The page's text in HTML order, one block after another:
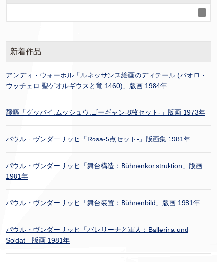
新着作品
アンディ・ウォーホル「ルネッサンス絵画のディテール (パオロ・
ウッチェロ 聖ゲオルギウスと竜 1460)」版画 1984年
靉嘔「グッバイ.ムッシュウ.ゴーギャン-8枚セット-」版画 1973年
パウル・ヴンダーリッヒ「Rosa-5点セット-」版画集 1981年
パウル・ヴンダーリッヒ「舞台構造：Bühnenkonstruktion」版画
1981年
パウル・ヴンダーリッヒ「舞台装置：Bühnenbild」版画 1981年
パウル・ヴンダーリッヒ「バレリーナと軍人：Ballerina und
Soldat」版画 1981年